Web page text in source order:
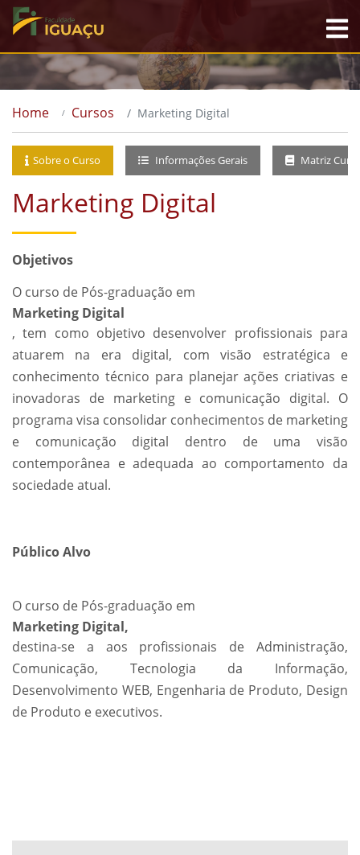
Home Cursos Marketing Digital
Sobre o Curso Informações Gerais Matriz
Marketing Digital
Objetivos
O curso de Pós-graduação em
Marketing Digital
, tem como objetivo desenvolver profissionais para
atuarem na era digital, com visão estratégica e
conhecimento técnico para planejar ações criativas e
inovadoras de marketing e comunicação digital. O
programa visa consolidar conhecimentos de marketing
e comunicação digital dentro de uma visão
contemporânea e adequada ao comportamento da
sociedade atual.
Público Alvo
O curso de Pós-graduação em
Marketing Digital,
destina-se a aos profissionais de Administração,
Comunicação, Tecnologia da Informação,
Desenvolvimento WEB, Engenharia de Produto, Design
de Produto e executivos.